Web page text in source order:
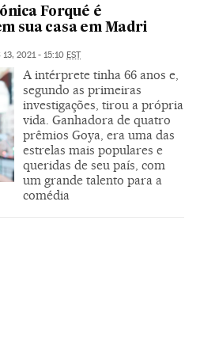
Forqué é
sua casa em Madri
13, 2021 - 15:10 EST
A intérprete tinha 66 anos e,
segundo as primeiras
investigações, tirou a própria
vida. Ganhadora de quatro
prêmios Goya, era uma das
estrelas mais populares e
queridas de seu país, com
um grande talento para a
comédia